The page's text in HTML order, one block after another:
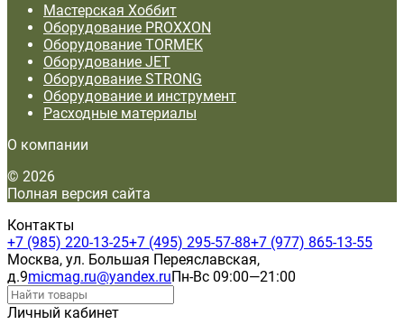
Мастерская Хоббит
Оборудование PROXXON
Оборудование TORMEK
Оборудование JET
Оборудование STRONG
Оборудование и инструмент
Расходные материалы
О компании
© 2026
Полная версия сайта
Контакты
+7 (985) 220-13-25+7 (495) 295-57-88+7 (977) 865-13-55
Москва, ул. Большая Переяславская,
д.9micmag.ru@yandex.ruПн-Вс 09:00—21:00
Личный кабинет